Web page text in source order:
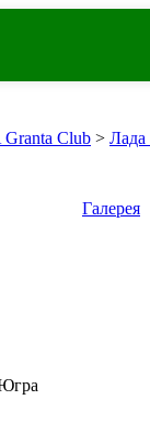
Club > Лада
Галерея